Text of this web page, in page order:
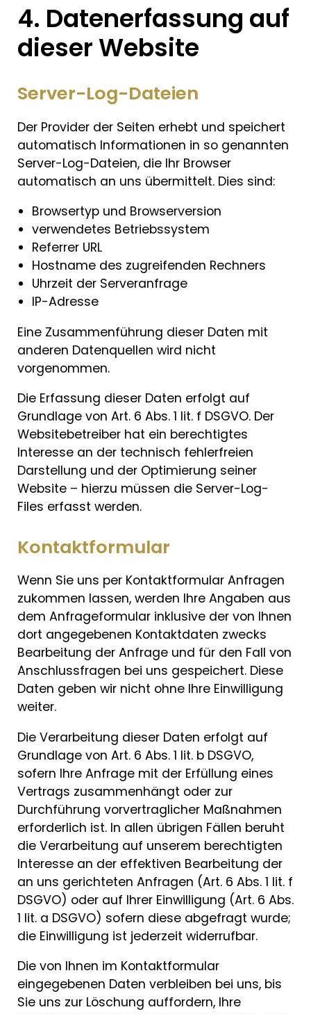
4. Datenerfassung auf
dieser Website
Server-Log-Dateien
Der Provider der Seiten erhebt und speichert
automatisch Informationen in so genannten
Server-Log-Dateien, die Ihr Browser
automatisch an uns übermittelt. Dies sind:
Browsertyp und Browserversion
verwendetes Betriebssystem
Referrer URL
Hostname des zugreifenden Rechners
Uhrzeit der Serveranfrage
IP-Adresse
Eine Zusammenführung dieser Daten mit
anderen Datenquellen wird nicht
vorgenommen.
Die Erfassung dieser Daten erfolgt auf
Grundlage von Art. 6 Abs. 1 lit. f DSGVO. Der
Websitebetreiber hat ein berechtigtes
Interesse an der technisch fehlerfreien
Darstellung und der Optimierung seiner
Website – hierzu müssen die Server-Log-
Files erfasst werden.
Kontaktformular
Wenn Sie uns per Kontaktformular Anfragen
zukommen lassen, werden Ihre Angaben aus
dem Anfrageformular inklusive der von Ihnen
dort angegebenen Kontaktdaten zwecks
Bearbeitung der Anfrage und für den Fall von
Anschlussfragen bei uns gespeichert. Diese
Daten geben wir nicht ohne Ihre Einwilligung
weiter.
Die Verarbeitung dieser Daten erfolgt auf
Grundlage von Art. 6 Abs. 1 lit. b DSGVO,
sofern Ihre Anfrage mit der Erfüllung eines
Vertrags zusammenhängt oder zur
Durchführung vorvertraglicher Maßnahmen
erforderlich ist. In allen übrigen Fällen beruht
die Verarbeitung auf unserem berechtigten
Interesse an der effektiven Bearbeitung der
an uns gerichteten Anfragen (Art. 6 Abs. 1 lit. f
DSGVO) oder auf Ihrer Einwilligung (Art. 6 Abs.
1 lit. a DSGVO) sofern diese abgefragt wurde;
die Einwilligung ist jederzeit widerrufbar.
Die von Ihnen im Kontaktformular
eingegebenen Daten verbleiben bei uns, bis
Sie uns zur Löschung auffordern, Ihre